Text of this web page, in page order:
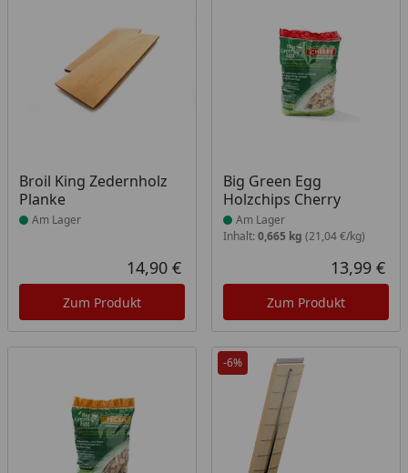
Broil King Zedernholz
Planke
Produkt am Lager
Am Lager
Aktueller Preis
14,90 €
Zum Produkt
Big Green Egg
Holzchips Cherry
Produkt am Lager
Am Lager
Inhalt: 0,665 kg (21,04 €/kg)
13,99 €
Zum Produkt
-6%